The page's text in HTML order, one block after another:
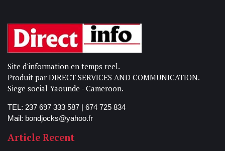
Site d'information en temps reel.
Produit par DIRECT SERVICES AND COMMUNICATION.
Siege social Yaounde - Cameroon.
TEL: 237 697 333 587 | 674 725 834
Mail: bondjocks@yahoo.fr
Article Recent